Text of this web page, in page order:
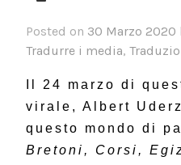
Posted on 30 Marzo 2020
Tradurre i media,
Il 24 marzo di
virale, Albert
questo mondo di
Bretoni, Corsi,